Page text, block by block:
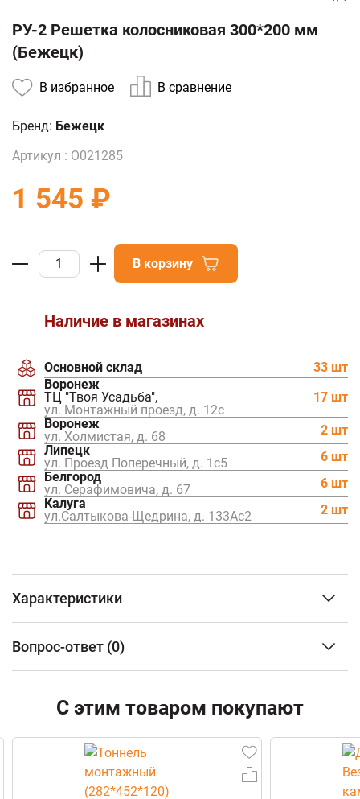
РУ-2 Решетка колосниковая 300*200 мм
(Бежецк)
В избранное В сравнение
Бренд: Бежецк
Артикул : О021285
1 545 ₽
В корзину
Наличие в магазинах
Основной склад
33 шт
Воронеж
ТЦ "Твоя Усадьба",
ул. Монтажный проезд, д. 12c
17 шт
Воронеж
ул. Холмистая, д. 68
2 шт
Липецк
ул. Проезд Поперечный, д. 1с5
6 шт
Белгород
ул. Серафимовича, д. 67
6 шт
Калуга
ул.Салтыкова-Щедрина, д. 133Ас2
2 шт
Характеристики
колосниковая
Материал изготовления
ПГС
Нет
Вопрос-ответ (0)
Email
С этим товаром покупают